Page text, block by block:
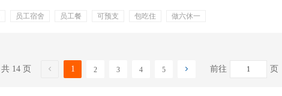
员工宿舍 员工餐 可预支 包吃住
做六休一
共 14 页 1 2 3 4 5 前往 页